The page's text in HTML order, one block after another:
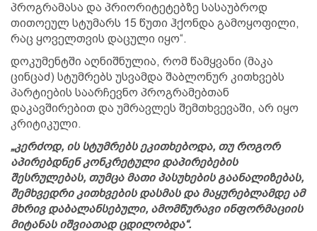
პროგრამასა და პრიორიტეტებზე სასაუბროდ
თითოეულ სტუმარს 15 წუთი ჰქონდა გამოყოფილი,
რაც ყოველთვის დაცული იყო“.
დოკუმენტში აღნიშნულია, რომ წამყვანი (მაკა
ცინცაძ) სტუმრებს უსვამდა შაბლონურ კითხვებს
პარტიების საარჩევნო პროგრამებთან
დაკავშირებით და უმრავლეს შემთხვევაში, არ იყო
კრიტიკული.
„კერძოდ, ის სტუმრებს ეკითხებოდა, თუ როგორ
აპირებდნენ კონკრეტული დაპირებების
შესრულებას, თუმცა მათი პასუხების გაანალიზებას,
შემხვედრი კითხვების დასმას და მაყურებლამდე ამ
მხრივ დაბალანსებული, ამომწურავი ინფორმაციის
მიტანას იშვიათად ცდილობდა“.